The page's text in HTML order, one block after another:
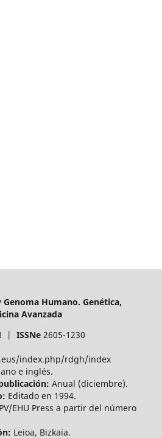
Genoma Humano. Genética,
Avanzada
| ISSNe2605-1230
index.php/rdgh/index
e inglés.
Anual (diciembre).
Editado en 1994.
EHU Press a partir del número
Leioa, Bizkaia.